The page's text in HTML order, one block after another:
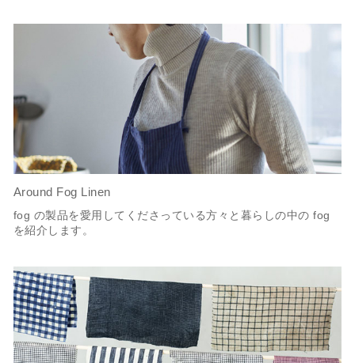
Around Fog Linen
fog の製品を愛用してくださっている方々と暮らしの中の fog
を紹介します。